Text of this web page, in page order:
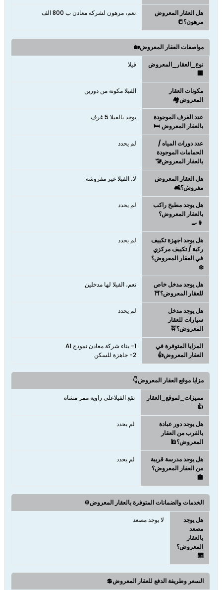
هل العقار المعروض
مرهون؟📒
نعم، مرهون لشركه معادن ب 800 الف
مواصفات العقار المعروض🏡
نوع_العقار_المعروض
🏢
فيلا
مكونات العقار
المعروض🏘️
الفيلا مكونة من دورين
عدد الغرف الموجودة
بالعقار المعروض 🛏️
يوجد بالفيلا 5 غرف
عدد دورات المياه /
الحمامات الموجودة
بالعقار المعروض🚾
لم يحدد
هل العقار المعروض
مفروش؟🛋️
لا، الفيلا غير مفروشة
هل يوجد مطبخ راكب
بالعقار المعروض؟
👩‍🍳
لم يحدد
هل يوجد اجهزة تكييف
ركبة / تكييف مركزي
في العقار المعروض؟
❄️
لم يحدد
هل يوجد مدخل خاص
للعقار المعروض؟⛩️
نعم، الفيلا لها مدخلين
هل يوجد مدخل
سيارات للعقار
المعروض؟🚖
لم يحدد
المزايا المتوفرة في
العقار المعروض👍
2- جاهزة للسكن
مزايا موقع العقار المعروض👇
مميزات_لموقع_العقار
👍
تقع الفيلاعلى زاوية ممر مشاة
هل يوجد دور عبادة
بالقرب من العقار
المعروض؟🕌
لم يحدد
هل يوجد مدرسة قريبة
من العقار المعروض؟
🏫
لم يحدد
الخدمات والضمانات المتوفرة بالعقار المعروض⚙️
هل يوجد
مصعد
بالعقار
المعروض؟
🛗
لا يوجد مصعد
السعر وطريفة الدفع للعقار المعروض💲